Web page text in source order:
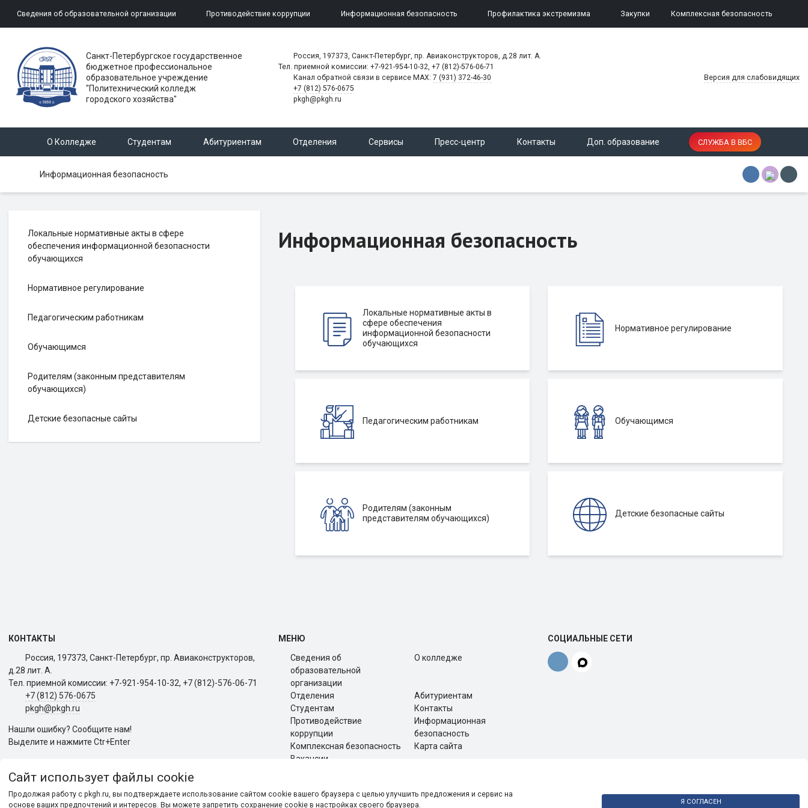
Сведения об образовательной организации Противодействие коррупции Информационная безопасность Профилактика экстремизма Закупки Комплексная безопасность
Санкт-Петербургское государственное
бюджетное профессиональное
образовательное учреждение
"Политехнический колледж
городского хозяйства"
Россия, 197373, Санкт-Петербург, пр. Авиаконструкторов, д.28 лит. A.
Тел. приемной комиссии: +7-921-954-10-32, +7 (812)-576-06-71
Канал обратной связи в сервисе MAX: 7 (931) 372-46-30
+7 (812) 576-0675
pkgh@pkgh.ru
Версия для слабовидящих
О Колледже Студентам Абитуриентам Отделения Сервисы Пресс-центр Контакты Доп. образование СЛУЖБА В ВБС
Информационная безопасность
Локальные нормативные акты в сфере
обеспечения информационной безопасности
обучающихся
Нормативное регулирование
Педагогическим работникам
Обучающимся
Родителям (законным представителям
обучающихся)
Детские безопасные сайты
Информационная безопасность
Локальные нормативные акты в
сфере обеспечения
информационной безопасности
обучающихся
Нормативное регулирование
Педагогическим работникам Обучающимся
Родителям (законным
представителям обучающихся)
Детские безопасные сайты
КОНТАКТЫ
Россия, 197373, Санкт-Петербург, пр. Авиаконструкторов,
д.28 лит. A.
Тел. приемной комиссии: +7-921-954-10-32, +7 (812)-576-06-71
+7 (812) 576-0675
pkgh@pkgh.ru
Нашли ошибку? Сообщите нам!
Выделите и нажмите Ctr+Enter
МЕНЮ
Сведения об
образовательной
организации
О колледже
Отделения
Абитуриентам
Студентам
Контакты
Противодействие
коррупции
Информационная
безопасность
Комплексная безопасность
Карта сайта
Вакансии
СОЦИАЛЬНЫЕ СЕТИ
Сайт использует файлы cookie
Продолжая работу с pkgh.ru, вы подтверждаете использование сайтом cookie вашего браузера с целью улучшить предложения и сервис на
основе ваших предпочтений и интересов. Вы можете запретить сохранение cookie в настройках своего браузера.
Я СОГЛАСЕН